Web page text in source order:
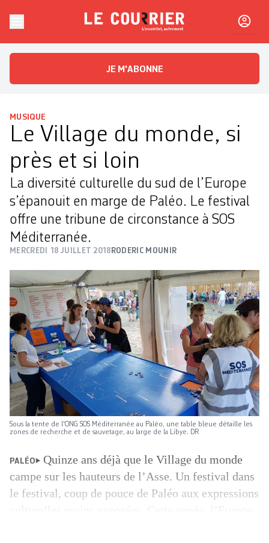
Le CourrierL'essentiel, autrement
JE M'ABONNE
MUSIQUE
Le Village du monde, si
près et si loin
La diversité culturelle du sud de l’Europe
s’épanouit en marge de Paléo. Le festival
offre une tribune de circonstance à SOS
Méditerranée.
MERCREDI 18 JUILLET 2018 RODERIC MOUNIR
Sous la tente de l'ONG SOS Méditerranée au Paléo, une table bleue détaille les
zones de recherche et de sauvetage, au large de la Libye. DR
PALÉO
Quinze ans déjà que le Village du monde
campe sur les hauteurs de l’Asse. Un festival dans
le festival, coup de pouce de Paléo aux expressions